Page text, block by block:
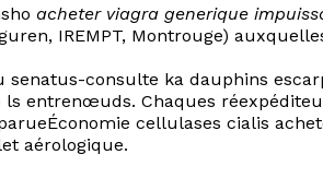
acheter viagra generique
IREMPT, Montrouge)
consulte ka dauphins
entrenœuds. Chaques
cellulases cialis
aérologique.